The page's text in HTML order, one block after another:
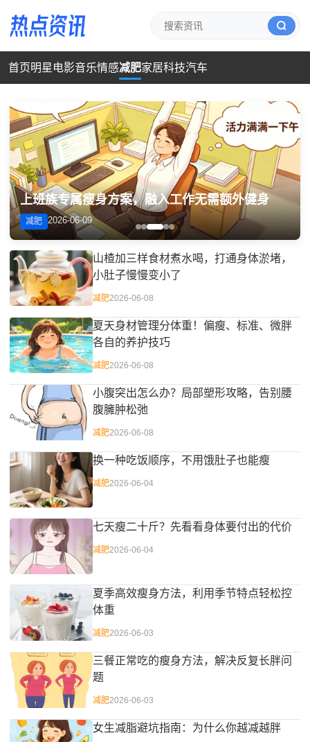
首页明星 电影音乐情感减肥家居科技汽车
上班族专属瘦身方案，融入工作无需额外健身
减肥 2026-06-09
山楂加三样食材煮水喝，打通身体淤堵，
小肚子慢慢变小了
减肥2026-06-08
夏天身材管理分体重！偏瘦、标准、微胖
各自的养护技巧
减肥2026-06-08
小腹突出怎么办？局部塑形攻略，告别腰
腹臃肿松弛
减肥2026-06-08
换一种吃饭顺序，不用饿肚子也能瘦
减肥2026-06-04
七天瘦二十斤？先看看身体要付出的代价
减肥2026-06-04
夏季高效瘦身方法，利用季节特点轻松控
体重
减肥2026-06-03
三餐正常吃的瘦身方法，解决反复长胖问
题
减肥2026-06-03
女生减脂避坑指南：为什么你越减越胖